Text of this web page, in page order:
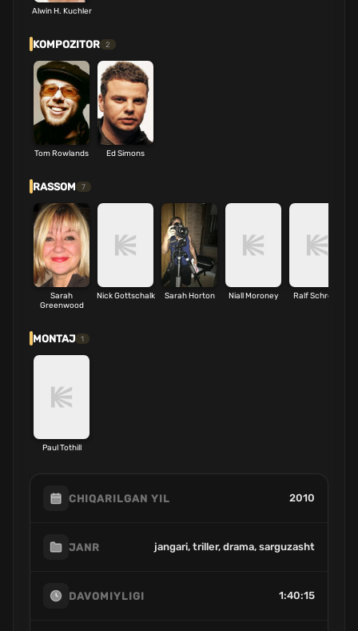
Alwin H. Kuchler
KOMPOZITOR 2
Tom Rowlands Ed Simons
RASSOM 7
Sarah
Greenwood
Nick Gottschalk Sarah Horton Niall Moroney Ralf Schreck
MONTAJ 1
Paul Tothill
CHIQARILGAN YIL 2010
JANR jangari, triller, drama, sarguzasht
DAVOMIYLIGI 1:40:15